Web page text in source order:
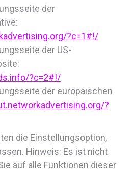
der
?c=1#!/
der US-
?c=2#!/
der europäischen
?
die Einstellungsoption,
Hinweis: Es ist nicht
auf alle Funktionen dieser